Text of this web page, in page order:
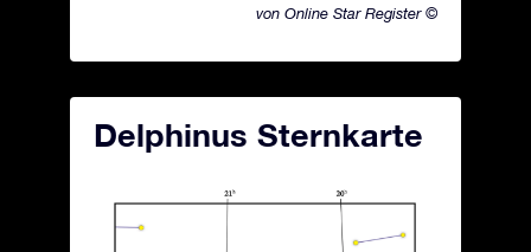
von Online Star Register ©
Delphinus Sternkarte